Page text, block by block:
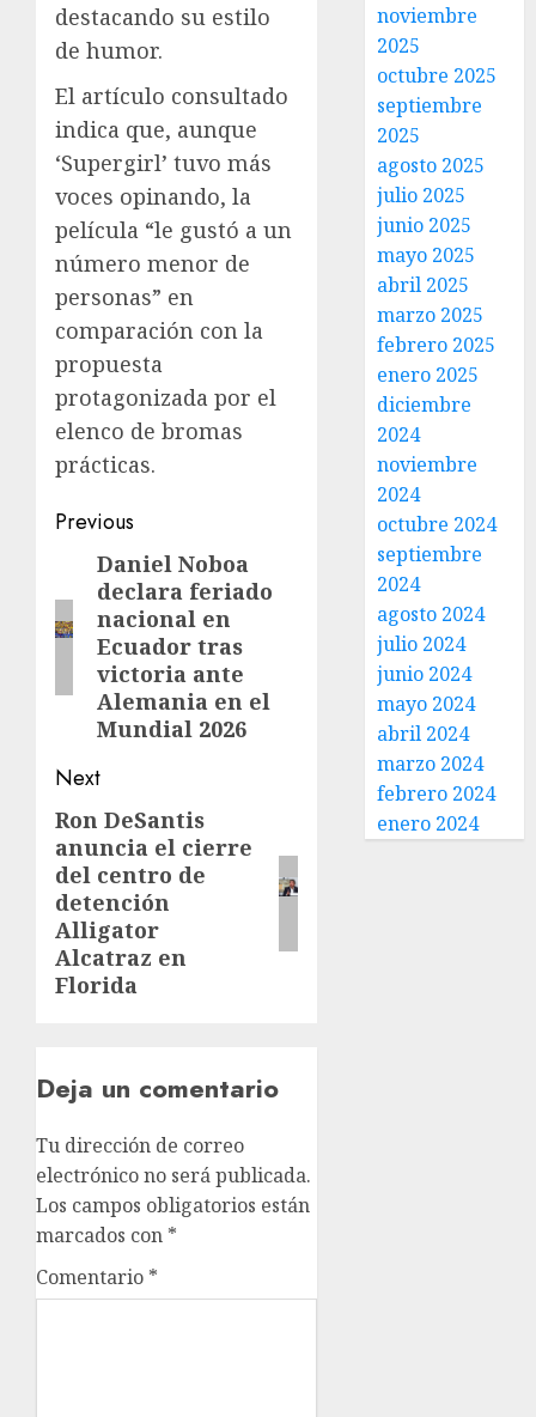
destacando su estilo
de humor.
El artículo consultado
indica que, aunque
‘Supergirl’ tuvo más
voces opinando, la
película “le gustó a un
número menor de
personas” en
comparación con la
propuesta
protagonizada por el
elenco de bromas
prácticas.
Previous
Daniel Noboa
declara feriado
nacional en
Ecuador tras
victoria ante
Alemania en el
Mundial 2026
Next
Ron DeSantis
anuncia el cierre
del centro de
detención
Alligator
Alcatraz en
Florida
Deja un comentario
Tu dirección de correo
electrónico no será publicada.
Los campos obligatorios están
marcados con *
Comentario *
noviembre
2025
octubre 2025
septiembre
2025
agosto 2025
julio 2025
junio 2025
mayo 2025
abril 2025
marzo 2025
febrero 2025
enero 2025
diciembre
2024
noviembre
2024
octubre 2024
septiembre
2024
agosto 2024
julio 2024
junio 2024
mayo 2024
abril 2024
marzo 2024
febrero 2024
enero 2024